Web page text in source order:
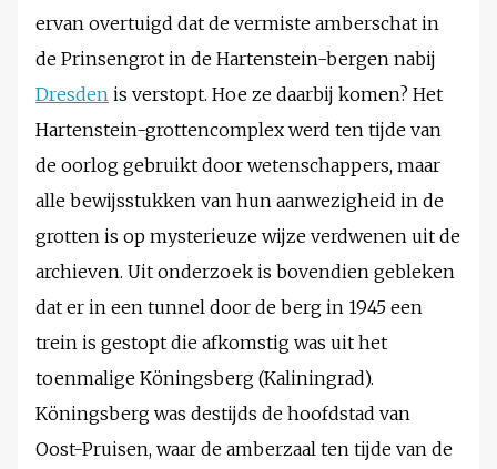
ervan overtuigd dat de vermiste amberschat in
de Prinsengrot in de Hartenstein-bergen nabij
Dresden is verstopt. Hoe ze daarbij komen? Het
Hartenstein-grottencomplex werd ten tijde van
de oorlog gebruikt door wetenschappers, maar
alle bewijsstukken van hun aanwezigheid in de
grotten is op mysterieuze wijze verdwenen uit de
archieven. Uit onderzoek is bovendien gebleken
dat er in een tunnel door de berg in 1945 een
trein is gestopt die afkomstig was uit het
toenmalige Köningsberg (Kaliningrad).
Köningsberg was destijds de hoofdstad van
Oost-Pruisen, waar de amberzaal ten tijde van de